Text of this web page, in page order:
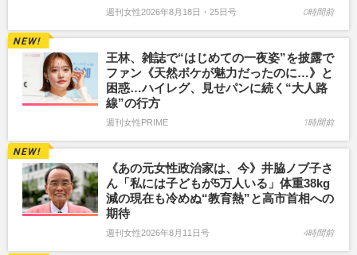
週刊女性2026年8月18日・25日号 0時間前
王林、雑誌で“はじめての一夜姿”を披露で
ファン《天然ボケが魅力だったのに…》と
困惑…ハイレグ、見せパンに続く“大人路
線”の行方
週刊女性PRIME 1時間前
《あの元女性政治家は、今》井脇ノブ子さ
ん「私には子どもが5万人いる」体重38kg
減の現在も冷めぬ“教育熱”と高市首相への
期待
週刊女性2026年8月11日号 4時間前